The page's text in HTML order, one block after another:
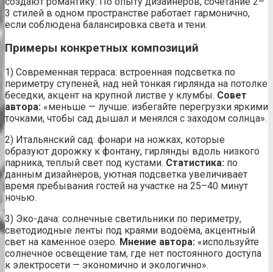
3 стилей в одном пространстве работает гармонично,
если соблюдена балансировка света и тени.
Примеры конкретных композиций
1) Современная терраса: встроенная подсветка по
периметру ступеней, над ней тонкая гирлянда на потолке
беседки, акцент на крупной листве у клумбы. Совет
автора: «меньше — лучше: избегайте перегрузки яркими
точками, чтобы сад дышал и менялся с заходом солнца».
2) Итальянский сад: фонари на ножках, которые
образуют дорожку к фонтану, гирлянды вдоль низкого
парника, теплый свет под кустами. Статистика: по
данным дизайнеров, уютная подсветка увеличивает
время пребывания гостей на участке на 25–40 минут
ночью.
3) Эко-дача: солнечные светильники по периметру,
светодиодные ленты под краями водоёма, акцентный
свет на каменное озеро. Мнение автора: «используйте
солнечное освещение там, где нет постоянного доступа
к электросети — экономично и экологично».